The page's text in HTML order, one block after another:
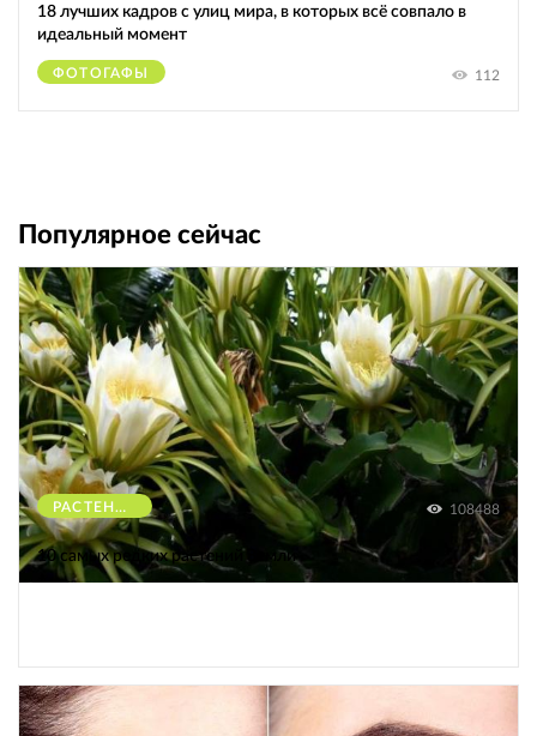
18 лучших кадров с улиц мира, в которых всё совпало в
идеальный момент
ФОТОГАФЫ 112
Популярное сейчас
РАСТЕНИЯ 108488
10 самых редких растений Земли